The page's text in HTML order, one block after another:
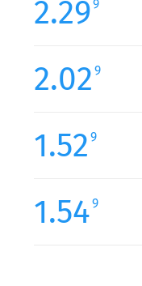
2.299
2.02 9
1.52 9
1.549